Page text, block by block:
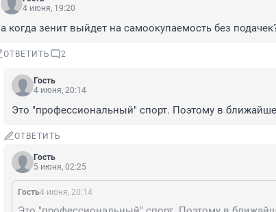
4 июня, 19:20
а когда зенит выйдет на самоокупаемость без
ОТВЕТИТЬ 2
Гость
4 июня, 20:14
Это "профессиональный" спорт. Поэтому в
ОТВЕТИТЬ
Гость
5 июня, 02:25
Гость4 июня, 20:14